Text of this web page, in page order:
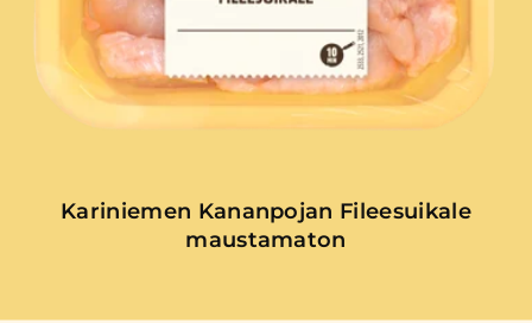
Kariniemen Kananpojan Fileesuikale
maustamaton